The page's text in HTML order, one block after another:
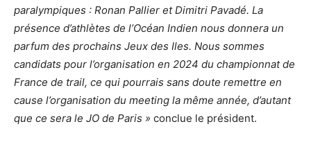
paralympiques : Ronan Pallier et Dimitri Pavadé. La
présence d’athlètes de l’Océan Indien nous donnera un
parfum des prochains Jeux des Iles. Nous sommes
candidats pour l’organisation en 2024 du championnat de
France de trail, ce qui pourrais sans doute remettre en
cause l’organisation du meeting la même année, d’autant
que ce sera le JO de Paris » conclue le président.